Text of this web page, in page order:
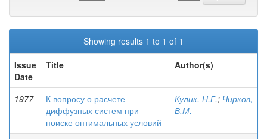
Showing results 1 to 1 of 1
Issue
Date
Title Author(s)
1977
К вопросу о расчете
диффузных систем при
поиске оптимальных условий
Кулик, Н.Г.; Чирков,
В.М.